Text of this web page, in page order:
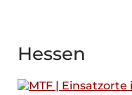
Hessen